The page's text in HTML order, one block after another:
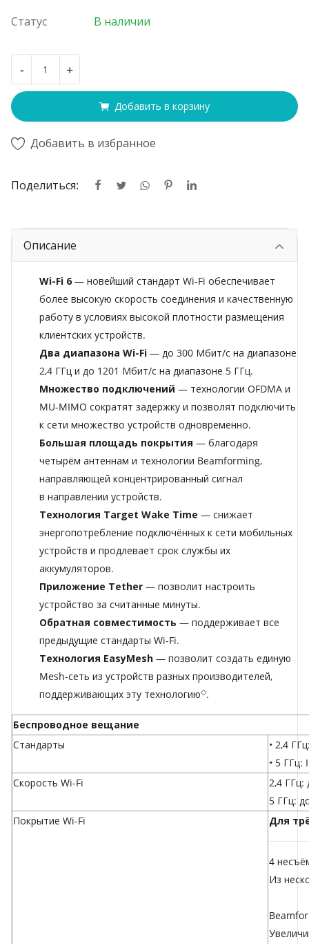
Статус В наличии
- +
Добавить в корзину
Добавить в избранное
Поделиться:
Описание
Wi-Fi 6 — новейший стандарт Wi-Fi обеспечивает
более высокую скорость соединения и качественную
работу в условиях высокой плотности размещения
клиентских устройств.
Два диапазона Wi-Fi — до 300 Мбит/с на диапазоне
2,4 ГГц и до 1201 Мбит/с на диапазоне 5 ГГц.
Множество подключений — технологии OFDMA и
MU-MIMO сократят задержку и позволят подключить
к сети множество устройств одновременно.
Большая площадь покрытия — благодаря
четырём антеннам и технологии Beamforming,
направляющей концентрированный сигнал
в направлении устройств.
Технология Target Wake Time — снижает
энергопотребление подключённых к сети мобильных
устройств и продлевает срок службы их
аккумуляторов.
Приложение Tether — позволит настроить
устройство за считанные минуты.
Обратная совместимость — поддерживает все
предыдущие стандарты Wi‑Fi.
Технология EasyMesh — позволит создать единую
Mesh‑сеть из устройств разных производителей,
поддерживающих эту технологию◇.
Беспроводное вещание
Стандарты
• 2,4
• 5 ГГц:
Скорость Wi-Fi
2,4 ГГц:
5 ГГц:
Покрытие Wi-Fi
Для
4
Из